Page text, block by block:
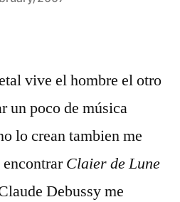
vive el hombre el otro
un poco de música
lo crean tambien me
encontrarClaier de Lune
Debussy me